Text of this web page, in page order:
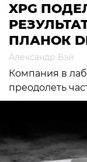
XPG
ПЛАНОК
Александр Бэй
Компания в
преодолеть